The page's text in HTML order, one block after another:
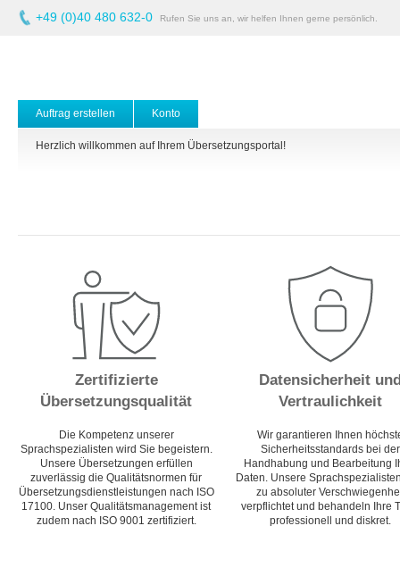
+49 (0)40 480 632-0 Rufen Sie uns an, wir helfen Ihnen gerne persönlich.
Auftrag erstellen Konto
Herzlich willkommen auf Ihrem Übersetzungsportal!
Zertifizierte
Übersetzungsqualität
Die Kompetenz unserer
Sprachspezialisten wird Sie begeistern.
Unsere Übersetzungen erfüllen
zuverlässig die Qualitätsnormen für
Übersetzungsdienstleistungen nach ISO
17100. Unser Qualitätsmanagement ist
zudem nach ISO 9001 zertifiziert.
Datensicherheit
Vertraulichkeit
Wir garantieren Ihnen
Sicherheitsstandards bei der
Handhabung und Bearbeitung
Daten. Unsere
zu absoluter
verpflichtet und behandeln Ihre
professionell und diskret.